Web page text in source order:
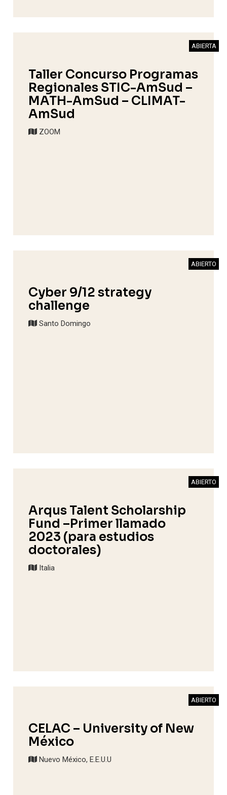
ABIERTA
Taller Concurso Programas
Regionales STIC-AmSud –
MATH-AmSud – CLIMAT-
AmSud
ZOOM
ABIERTO
Cyber 9/12 strategy
challenge
Santo Domingo
ABIERTO
Arqus Talent Scholarship
Fund –Primer llamado
2023 (para estudios
doctorales)
Italia
ABIERTO
CELAC – University of New
México
Nuevo México, E.E.U.U